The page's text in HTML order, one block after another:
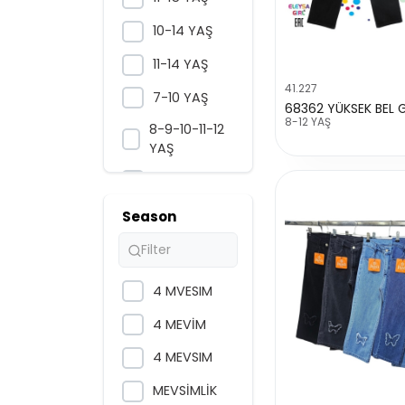
10-14 YAŞ
11-14 YAŞ
7-10 YAŞ
8-9-10-11-12
YAŞ
5-9 YAŞ
13-16 YAŞ
YAŞ
5-6-7-8-9
Season
4 MVESIM
4 MEVİM
4 MEVSIM
MEVSİMLİK
41.227
8-12 YAŞ